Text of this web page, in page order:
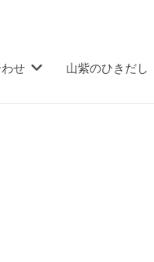
せ 山紫のひきだし